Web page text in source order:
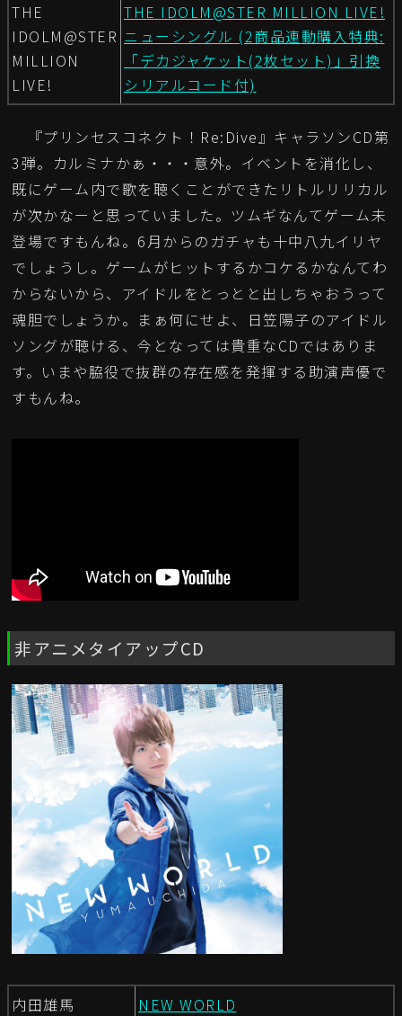
THE
IDOLM@STER
MILLION
LIVE!
THE IDOLM@STER MILLION LIVE!
ニューシングル (2商品連動購入特典:
「デカジャケット(2枚セット)」引換
シリアルコード付)
『プリンセスコネクト！Re:Dive』キャラソンCD第
3弾。カルミナかぁ・・・意外。イベントを消化し、
既にゲーム内で歌を聴くことができたリトルリリカル
が次かなーと思っていました。ツムギなんてゲーム未
登場ですもんね。6月からのガチャも十中八九イリヤ
でしょうし。ゲームがヒットするかコケるかなんてわ
からないから、アイドルをとっとと出しちゃおうって
魂胆でしょうか。まぁ何にせよ、日笠陽子のアイドル
ソングが聴ける、今となっては貴重なCDではありま
す。いまや脇役で抜群の存在感を発揮する助演声優で
すもんね。
非アニメタイアップCD
内田雄馬 NEW WORLD